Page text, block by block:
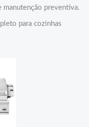
manutenção preventiva.
para cozinhas